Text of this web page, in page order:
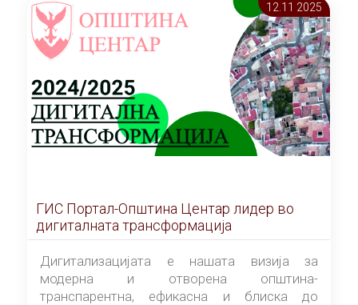
12.11 2025
ГИС Портал-Општина Центар лидер во
дигиталната трансформација
Дигитализацијата е нашата визија за
модерна и отворена општина-
транспарентна, ефикасна и блиска до